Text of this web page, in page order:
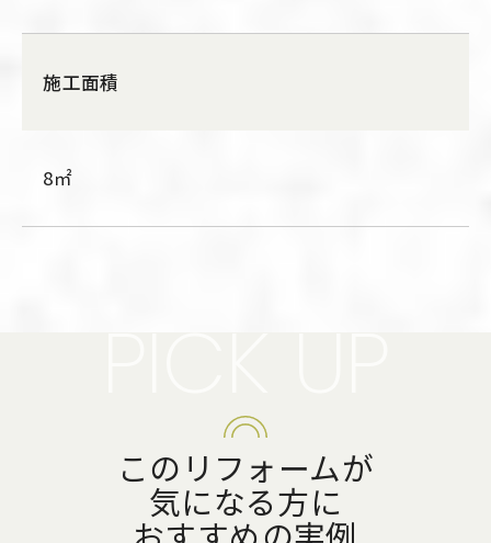
施工面積
8㎡
このリフォームが
気になる方に